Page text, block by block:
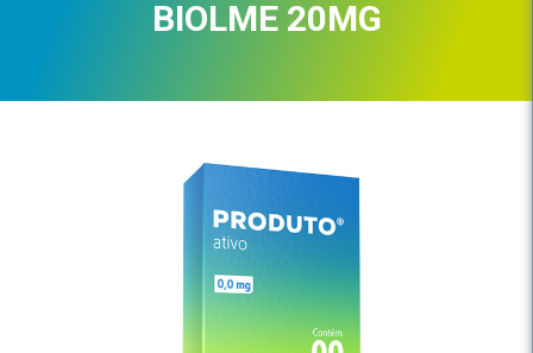
BIOLME 20MG